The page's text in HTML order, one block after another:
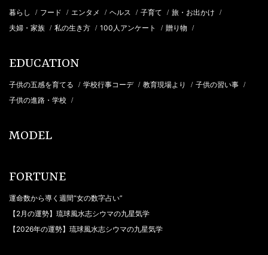
暮らし / フード / エンタメ / ヘルス / 子育て / 旅・お出かけ /
夫婦・家族 / 私の生き方 / 100人アンケート / 贈り物 /
EDUCATION
子供の五感を育てる / 学校行事コーデ / 教育現場より / 子供の習い事 /
子供の進路・学校 /
MODEL
FORTUNE
運命数から導く週間“女の数字占い”
【2月の運勢】琉球風水志シウマの九星気学
【2026年の運勢】琉球風水志シウマの九星気学